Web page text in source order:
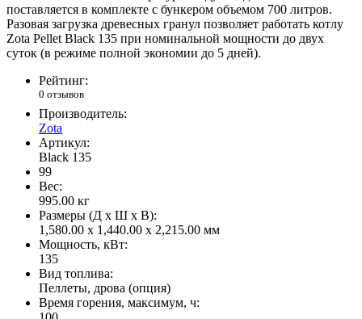
поставляется в комплекте с бункером объемом 700 литров.
Разовая загрузка древесных гранул позволяет работать котлу
Zota Pellet Black 135 при номинальной мощности до двух
суток (в режиме полной экономии до 5 дней).
Рейтинг:
0 отзывов
Производитель:
Zota
Артикул:
Black 135
99
Вес:
995.00 кг
Размеры (Д x Ш x В):
1,580.00 x 1,440.00 x 2,215.00 мм
Мощность, кВт:
135
Вид топлива:
Пеллеты, дрова (опция)
Время горения, максимум, ч: